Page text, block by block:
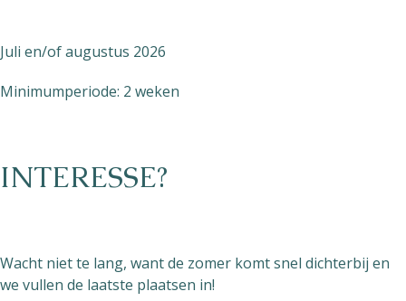
Juli en/of augustus 2026
Minimumperiode: 2 weken
INTERESSE?
Wacht niet te lang, want de zomer komt snel dichterbij en
we vullen de laatste plaatsen in!